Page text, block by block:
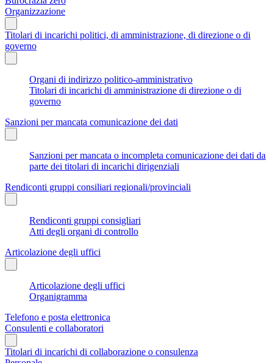
Organizzazione
Titolari di incarichi politici, di amministrazione, di direzione o di
governo
Organi di indirizzo politico-amministrativo
Titolari di incarichi di amministrazione di direzione o di
governo
Sanzioni per mancata comunicazione dei dati
Sanzioni per mancata o incompleta comunicazione dei dati da
parte dei titolari di incarichi dirigenziali
Rendiconti gruppi consiliari regionali/provinciali
Rendiconti gruppi consigliari
Atti degli organi di controllo
Articolazione degli uffici
Articolazione degli uffici
Organigramma
Telefono e posta elettronica
Consulenti e collaboratori
Titolari di incarichi di collaborazione o consulenza